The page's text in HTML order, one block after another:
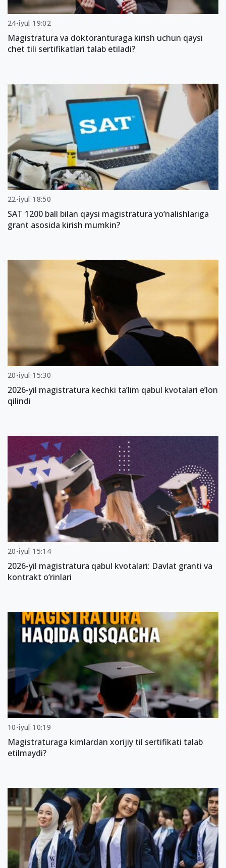
24-iyul 19:02
Magistratura va doktoranturaga kirish uchun qaysi
chet tili sertifikatlari talab etiladi?
22-iyul 18:50
SAT 1200 ball bilan qaysi magistratura yo‘nalishlariga
grant asosida kirish mumkin?
20-iyul 15:30
2026-yil magistratura kechki ta’lim qabul kvotalari e’lon
qilindi
20-iyul 15:14
2026-yil magistratura qabul kvotalari: Davlat granti va
kontrakt o‘rinlari
10-iyul 10:19
Magistraturaga kimlardan xorijiy til sertifikati talab
etilmaydi?